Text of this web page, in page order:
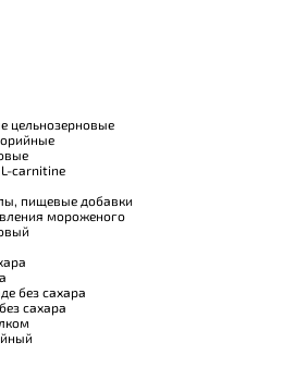
цельнозерновые
L-carnitine
пищевые добавки
мороженого
без сахара
сахара